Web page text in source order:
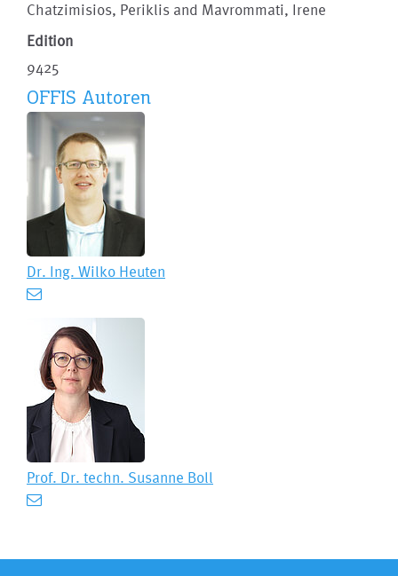
Chatzimisios, Periklis and Mavrommati, Irene
Edition
9425
OFFIS Autoren
Dr. Ing. Wilko Heuten
Prof. Dr. techn. Susanne Boll